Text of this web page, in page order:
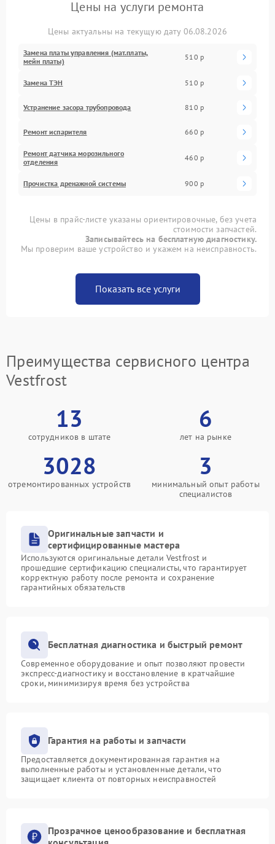
Цены на услуги ремонта
Цены актуальны на текущую дату 06.08.2026
Замена платы управления (мат.платы,
мейн платы)
510 р
Замена ТЭН 510 р
Устранение засора трубопровода 810 р
Ремонт испарителя 660 р
Ремонт датчика морозильного
отделения
460 р
Прочистка дренажной системы 900 р
Цены в прайс-листе указаны ориентировочные, без учета
стоимости запчастей.
Записывайтесь на бесплатную диагностику.
Мы проверим ваше устройство и укажем на неисправность.
Показать все услуги
Преимущества сервисного центра
Vestfrost
13
сотрудников в штате
6
лет на рынке
3028
отремонтированных устройств
3
минимальный опыт работы
специалистов
Оригинальные запчасти и
сертифицированные мастера
Используются оригинальные детали Vestfrost и
прошедшие сертификацию специалисты, что гарантирует
корректную работу после ремонта и сохранение
гарантийных обязательств
Бесплатная диагностика и быстрый ремонт
Современное оборудование и опыт позволяют провести
экспресс-диагностику и восстановление в кратчайшие
сроки, минимизируя время без устройства
Гарантия на работы и запчасти
Предоставляется документированная гарантия на
выполненные работы и установленные детали, что
защищает клиента от повторных неисправностей
Прозрачное ценообразование и бесплатная